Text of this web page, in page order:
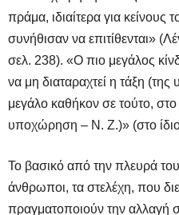
πράμα, ιδιαίτερα για κείνους
συνήθισαν να επιτίθενται»
σελ. 238). «Ο πιο μεγάλος
να μη διαταραχτεί η τάξη
μεγάλο καθήκον σε τούτο, στο
υποχώρηση – Ν. Ζ.)» (στο
Το βασικό από την πλευρά
άνθρωποι, τα στελέχη, που
πραγματοποιούν την αλλαγή